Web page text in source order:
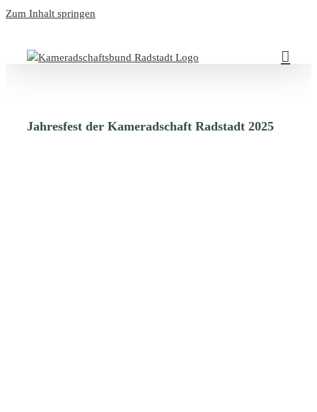
Zum Inhalt springen
Jahresfest der Kameradschaft Radstadt 2025